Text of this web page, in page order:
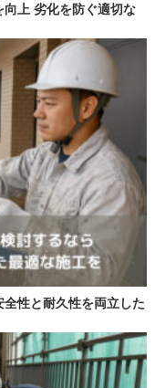
上 劣化を防ぐ適切な
性と耐久性を両立した